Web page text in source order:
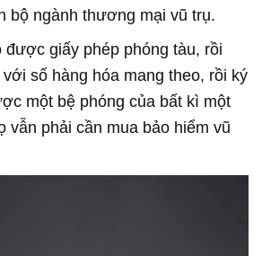
bộ ngành thương mại vũ trụ.
được giấy phép phóng tàu, rồi
số hàng hóa mang theo, rồi ký
một bệ phóng của bất kì một
vẫn phải cần mua bảo hiểm vũ